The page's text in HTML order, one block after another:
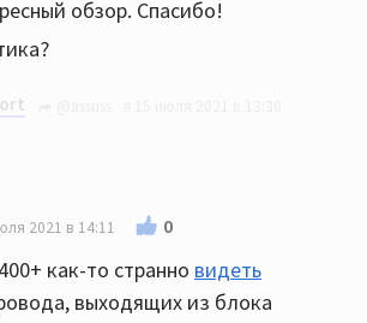
обзор. Спасибо!
оценку!
- это англичане Neat Ekstra.
найти на нашем канале)
2021 в 14:11 0
как-то странно видеть
выходящих из блока